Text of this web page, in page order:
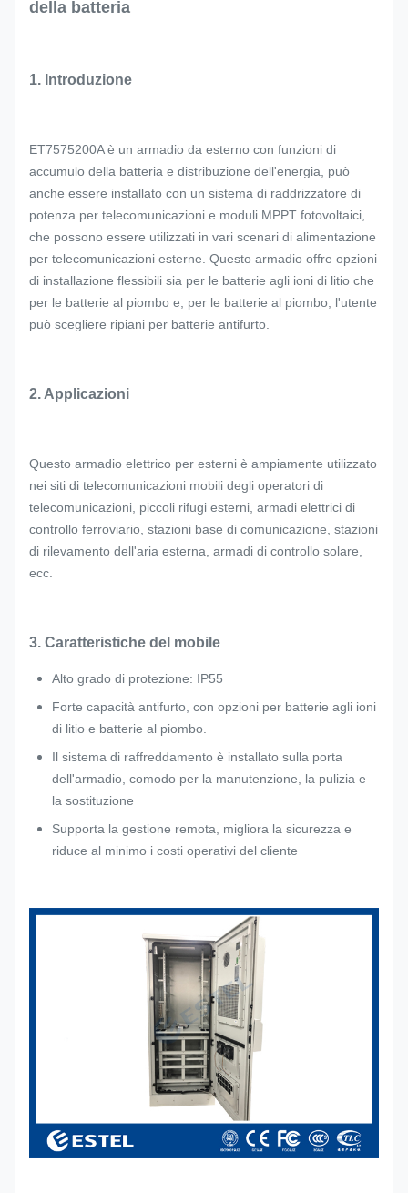
della batteria
1. Introduzione
ET7575200A è un armadio da esterno con funzioni di
accumulo della batteria e distribuzione dell'energia, può
anche essere installato con un sistema di raddrizzatore di
potenza per telecomunicazioni e moduli MPPT fotovoltaici,
che possono essere utilizzati in vari scenari di alimentazione
per telecomunicazioni esterne. Questo armadio offre opzioni
di installazione flessibili sia per le batterie agli ioni di litio che
per le batterie al piombo e, per le batterie al piombo, l'utente
può scegliere ripiani per batterie antifurto.
2. Applicazioni
Questo armadio elettrico per esterni è ampiamente utilizzato
nei siti di telecomunicazioni mobili degli operatori di
telecomunicazioni, piccoli rifugi esterni, armadi elettrici di
controllo ferroviario, stazioni base di comunicazione, stazioni
di rilevamento dell'aria esterna, armadi di controllo solare,
ecc.
3. Caratteristiche del mobile
Alto grado di protezione: IP55
Forte capacità antifurto, con opzioni per batterie agli ioni
di litio e batterie al piombo.
Il sistema di raffreddamento è installato sulla porta
dell'armadio, comodo per la manutenzione, la pulizia e
la sostituzione
Supporta la gestione remota, migliora la sicurezza e
riduce al minimo i costi operativi del cliente